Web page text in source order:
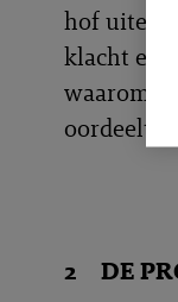
hof
klacht en
waarom
oordeelt.
2 DE